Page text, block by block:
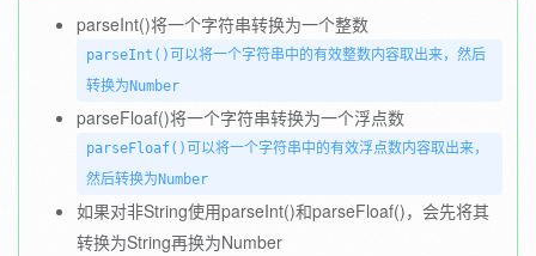
parseInt()将一个字符串转换为一个整数
parseInt()可以将一个字符串中的有效整数内容取出来，然后
转换为Number
parseFloaf()将一个字符串转换为一个浮点数
parseFloaf()可以将一个字符串中的有效浮点数内容取出来，
然后转换为Number
如果对非String使用parseInt()和parseFloaf()，会先将其
转换为String再换为Number